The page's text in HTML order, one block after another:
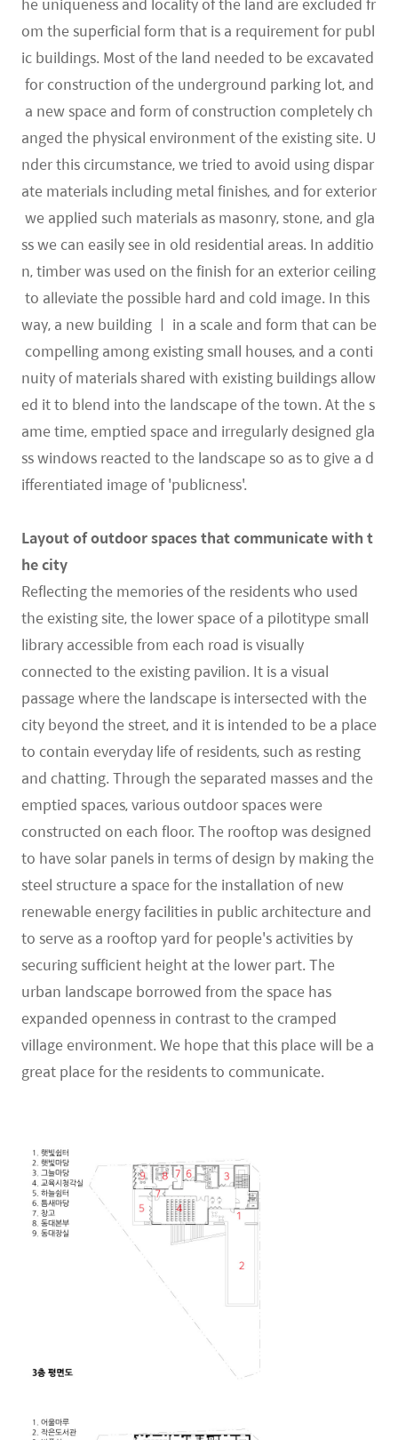
om the superficial form that is a requirement for publ
ic buildings. Most of the land needed to be excavated
for construction of the underground parking lot, and
a new space and form of construction completely ch
anged the physical environment of the existing site. U
nder this circumstance, we tried to avoid using dispar
ate materials including metal finishes, and for exterior
we applied such materials as masonry, stone, and gla
ss we can easily see in old residential areas. In additio
n, timber was used on the finish for an exterior ceiling
to alleviate the possible hard and cold image. In this
way, a new building ㅣ in a scale and form that can be
compelling among existing small houses, and a conti
nuity of materials shared with existing buildings allow
ed it to blend into the landscape of the town. At the s
ame time, emptied space and irregularly designed gla
ss windows reacted to the landscape so as to give a d
ifferentiated image of 'publicness'.
Layout of outdoor spaces that communicate with t
he city
Reflecting the memories of the residents who used
the existing site, the lower space of a pilotitype small
library accessible from each road is visually
connected to the existing pavilion. It is a visual
passage where the landscape is intersected with the
city beyond the street, and it is intended to be a place
to contain everyday life of residents, such as resting
and chatting. Through the separated masses and the
emptied spaces, various outdoor spaces were
constructed on each floor. The rooftop was designed
to have solar panels in terms of design by making the
steel structure a space for the installation of new
renewable energy facilities in public architecture and
to serve as a rooftop yard for people's activities by
securing sufficient height at the lower part. The
urban landscape borrowed from the space has
expanded openness in contrast to the cramped
village environment. We hope that this place will be a
great place for the residents to communicate.